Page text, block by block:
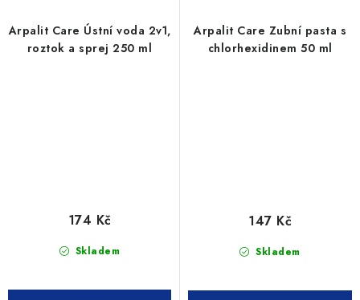
Arpalit Care Ústní voda 2v1,
roztok a sprej 250 ml
Skladem
174 Kč
Arpalit Care Zubní pasta s
chlorhexidinem 50 ml
Skladem
147 Kč